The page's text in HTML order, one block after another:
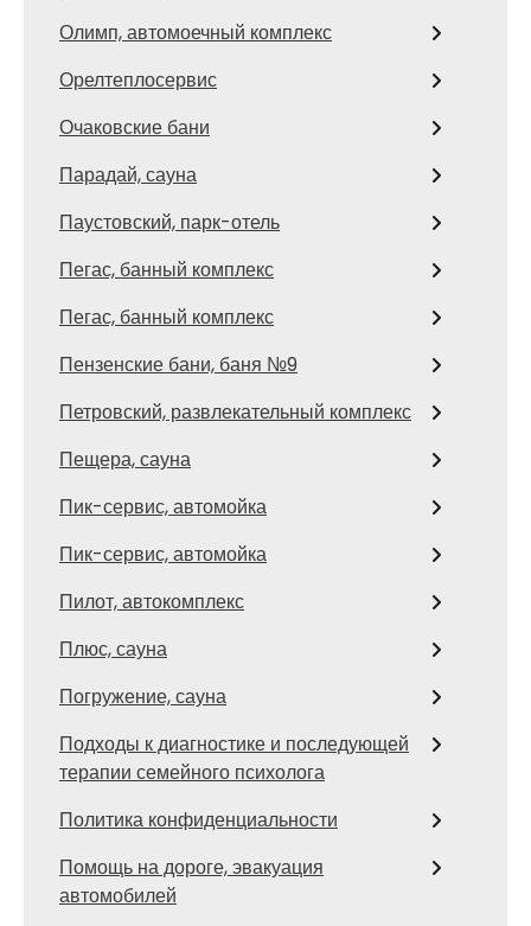
Олимп, автомоечный комплекс
Орелтеплосервис
Очаковские бани
Парадай, сауна
Паустовский, парк-отель
Пегас, банный комплекс
Пегас, банный комплекс
Пензенские бани, баня №9
Петровский, развлекательный комплекс
Пещера, сауна
Пик-сервис, автомойка
Пик-сервис, автомойка
Пилот, автокомплекс
Плюс, сауна
Погружение, сауна
Подходы к диагностике и последующей
терапии семейного психолога
Политика конфиденциальности
Помощь на дороге, эвакуация
автомобилей